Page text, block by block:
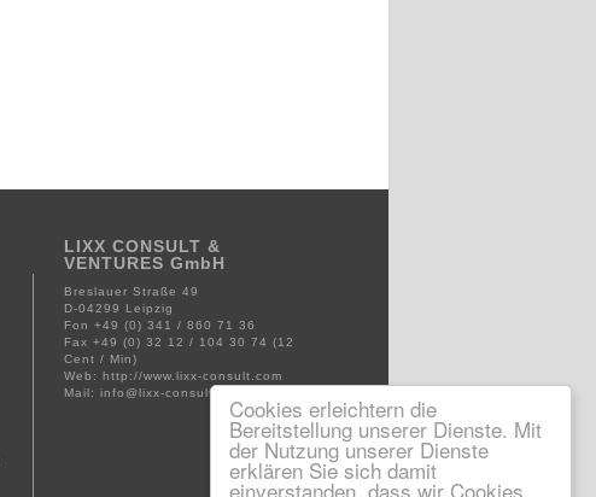
Cookies erleichtern die
Bereitstellung unserer Dienste. Mit
der Nutzung unserer Dienste
erklären Sie sich damit
einverstanden, dass wir Cookies
LIXX CONSULT &
VENTURES GmbH
Breslauer Straße 49
D-04299 Leipzig
Fon +49 (0) 341 / 860 71 36
Fax +49 (0) 32 12 / 104 30 74 (12
Cent / Min)
Web: http://www.lixx-consult.com
Mail: info@lixx-consult.com